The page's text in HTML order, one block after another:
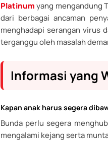
Platinumyang mengandung
dari berbagai ancaman
menghadapi serangan virus
terganggu oleh masalah
Informasi yang
Kapan anak harus segera
Bunda perlu segera
mengalami kejang serta